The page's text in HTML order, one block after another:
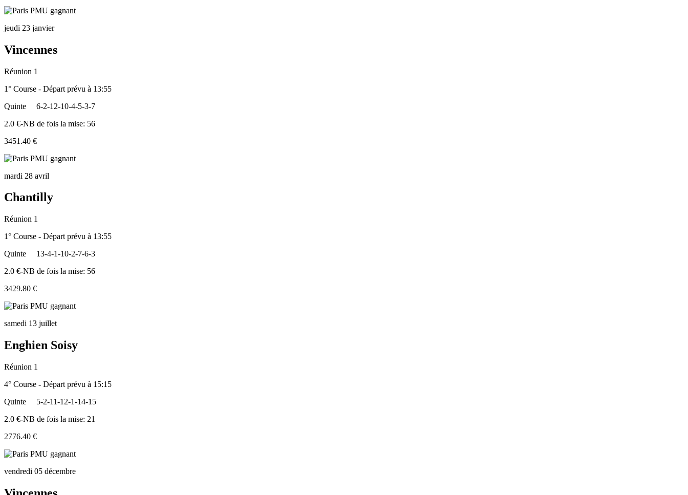
jeudi 23 janvier
Vincennes
Réunion 1
1° Course - Départ prévu à 13:55
Quinte
6-2-12-10-4-5-3-7
2.0 €-NB de fois la mise: 56
3451.40 €
mardi 28 avril
Chantilly
Réunion 1
1° Course - Départ prévu à 13:55
Quinte
13-4-1-10-2-7-6-3
2.0 €-NB de fois la mise: 56
3429.80 €
samedi 13 juillet
Enghien Soisy
Réunion 1
4° Course - Départ prévu à 15:15
Quinte
5-2-11-12-1-14-15
2.0 €-NB de fois la mise: 21
2776.40 €
vendredi 05 décembre